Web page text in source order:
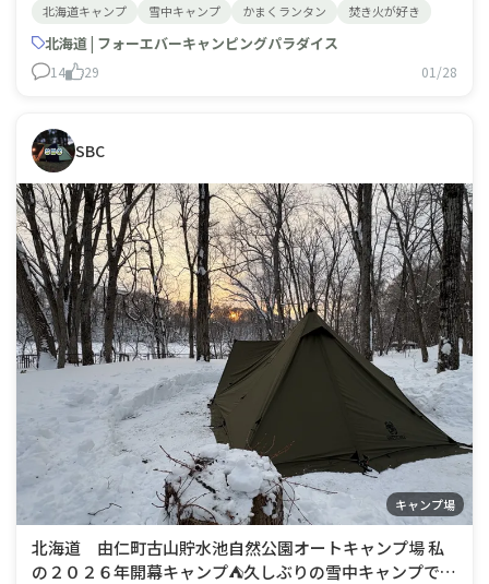
占めの贅沢キャンプ⛺️満喫して来ました♪こう見えて？
Wi-Fiも使えるし、シャワールームもあるし、ウォシュレ
ット完備で快適に過ご
北海道キャンプ 雪中キャンプ かまくランタン 焚き火が好き
北海道 | フォーエバーキャンピングパラダイス
14 29 01/28
SBC
キャンプ場
北海道 由仁町古山貯水池自然公園オートキャンプ場 私
の２０２６年開幕キャンプ⛺️久しぶりの雪中キャンプで焚